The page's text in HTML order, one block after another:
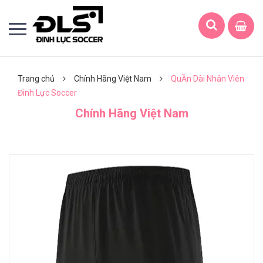
Trang chủ Chính Hãng Việt Nam
QuẦn Dài Nhân Viên
Đinh Lực Soccer
Chính Hãng Việt Nam